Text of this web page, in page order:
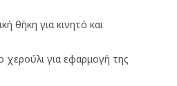
θήκη για κινητό και
για εφαρμογή της